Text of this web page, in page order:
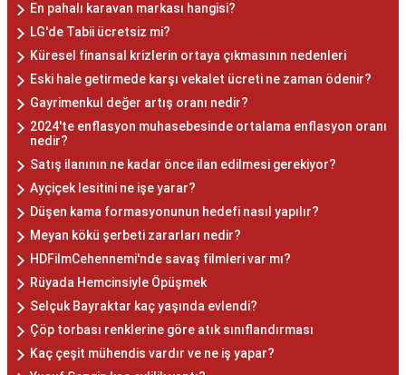
En pahalı karavan markası hangisi?
LG'de Tabii ücretsiz mi?
Küresel finansal krizlerin ortaya çıkmasının nedenleri
Eski hale getirmede karşı vekalet ücreti ne zaman ödenir?
Gayrimenkul değer artış oranı nedir?
2024'te enflasyon muhasebesinde ortalama enflasyon oranı
nedir?
Satış ilanının ne kadar önce ilan edilmesi gerekiyor?
Ayçiçek lesitini ne işe yarar?
Düşen kama formasyonunun hedefi nasıl yapılır?
Meyan kökü şerbeti zararları nedir?
HDFilmCehennemi'nde savaş filmleri var mı?
Rüyada Hemcinsiyle Öpüşmek
Selçuk Bayraktar kaç yaşında evlendi?
Çöp torbası renklerine göre atık sınıflandırması
Kaç çeşit mühendis vardır ve ne iş yapar?